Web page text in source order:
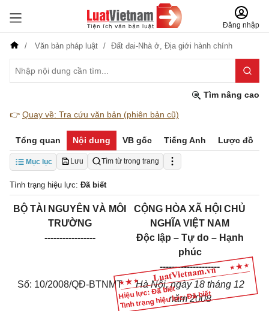
Đăng nhập
Văn bản pháp luật Đất đai-Nhà ở, Địa giới hành chính
Tìm nâng cao
👉 Quay về: Tra cứu văn bản (phiên bản cũ)
Tổng quan Nội dung VB gốc Tiếng Anh Lược đồ
Mục lục Lưu Tìm từ trong trang
Tình trạng hiệu lực: Đã biết
Hiệu lực: Đã biết
Tình trạng hiệu lực: Đã biết
BỘ TÀI NGUYÊN VÀ MÔI
TRƯỜNG
-----------------
CỘNG HÒA XÃ HỘI CHỦ
NGHĨA VIỆT NAM
Độc lập – Tự do – Hạnh
phúc
--------------------
Số: 10/2008/QĐ-BTNMT
Hà Nội, ngày 18 tháng 12
năm 2008